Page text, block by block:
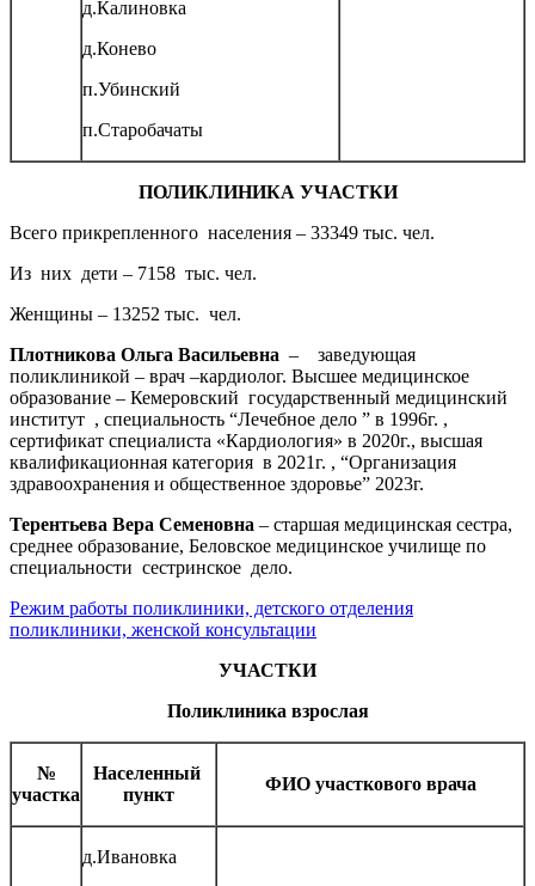
д.Калиновка
д.Конево
п.Убинский
п.Старобачаты
ПОЛИКЛИНИКА УЧАСТКИ
Всего прикрепленного населения – 33349 тыс. чел.
Из них дети – 7158 тыс. чел.
Женщины – 13252 тыс. чел.
Плотникова Ольга Васильевна – заведующая
поликлиникой – врач –кардиолог. Высшее медицинское
образование – Кемеровский государственный медицинский
институт , специальность “Лечебное дело ” в 1996г. ,
сертификат специалиста «Кардиология» в 2020г., высшая
квалификационная категория в 2021г. , “Организация
здравоохранения и общественное здоровье” 2023г.
Терентьева Вера Семеновна – старшая медицинская сестра,
среднее образование, Беловское медицинское училище по
специальности сестринское дело.
Режим работы поликлиники, детского отделения
поликлиники, женской консультации
УЧАСТКИ
Поликлиника взрослая
№
участка
Населенный
пункт
ФИО участкового врача
д.Ивановка